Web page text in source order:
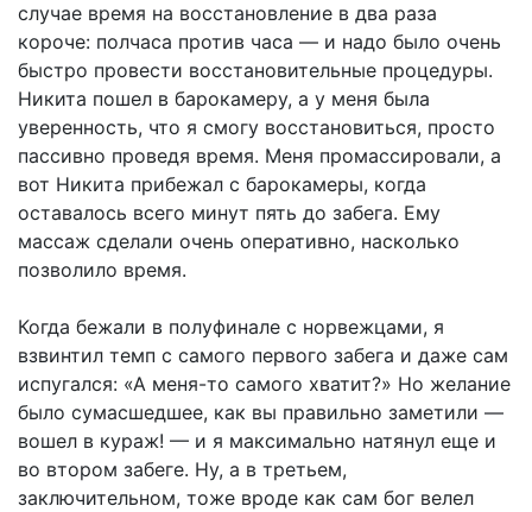
случае время на восстановление в два раза
короче: полчаса против часа — и надо было очень
быстро провести восстановительные процедуры.
Никита пошел в барокамеру, а у меня была
уверенность, что я смогу восстановиться, просто
пассивно проведя время. Меня промассировали, а
вот Никита прибежал с барокамеры, когда
оставалось всего минут пять до забега. Ему
массаж сделали очень оперативно, насколько
позволило время.
Когда бежали в полуфинале с норвежцами, я
взвинтил темп с самого первого забега и даже сам
испугался: «А меня-то самого хватит?» Но желание
было сумасшедшее, как вы правильно заметили —
вошел в кураж! — и я максимально натянул еще и
во втором забеге. Ну, а в третьем,
заключительном, тоже вроде как сам бог велел